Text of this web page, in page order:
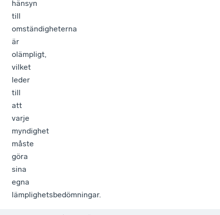
hänsyn
till
omständigheterna
är
olämpligt,
vilket
leder
till
att
varje
myndighet
måste
göra
sina
egna
lämplighetsbedömningar.